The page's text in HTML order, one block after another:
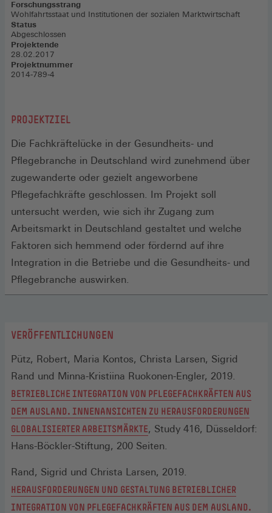
Forschungsstrang
Wohlfahrtsstaat und Institutionen der sozialen Marktwirtschaft
Status
Abgeschlossen
Projektende
28.02.2017
Projektnummer
2014-789-4
PROJEKTZIEL
Die Fachkräftelücke in der Gesundheits- und
Pflegebranche in Deutschland wird zunehmend über
zugewanderte oder gezielt angeworbene
Pflegefachkräfte geschlossen. Im Projekt soll
untersucht werden, wie sich ihr Zugang zum
Arbeitsmarkt in Deutschland gestaltet und welche
Faktoren sich hemmend oder fördernd auf ihre
Integration in die Betriebe und die Gesundheits- und
Pflegebranche auswirken.
VERÖFFENTLICHUNGEN
Pütz, Robert, Maria Kontos, Christa Larsen, Sigrid
Rand und Minna-Kristiina Ruokonen-Engler, 2019.
BETRIEBLICHE INTEGRATION VON PFLEGEFACHKRÄFTEN AUS
DEM AUSLAND. INNENANSICHTEN ZU HERAUSFORDERUNGEN
GLOBALISIERTER ARBEITSMÄRKTE(ÖFFNET
IN
NEUEN
FENSTER)
, Study 416, Düsseldorf:
Hans-Böckler-Stiftung, 200 Seiten.
Rand, Sigrid und Christa Larsen, 2019.
HERAUSFORDERUNGEN UND GESTALTUNG BETRIEBLICHER
INTEGRATION VON PFLEGEFACHKRÄFTEN AUS DEM AUSLAND.